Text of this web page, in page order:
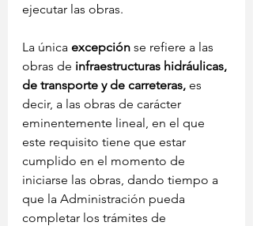
ejecutar las obras.
La única excepción se refiere a las
obras de infraestructuras hidráulicas,
de transporte y de carreteras, es
decir, a las obras de carácter
eminentemente lineal, en el que
este requisito tiene que estar
cumplido en el momento de
iniciarse las obras, dando tiempo a
que la Administración pueda
completar los trámites de